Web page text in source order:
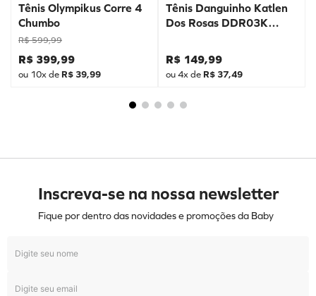
Tênis Olympikus Corre 4
Chumbo
R$ 599,99
R$ 399,99
ou 10x de R$ 39,99
Tênis Danguinho Katlen
Dos Rosas DDR03K
R$ 149,99
ou4x de R$ 37,49
Inscreva-se na nossa newsletter
Fique por dentro das novidades e promoções da Baby